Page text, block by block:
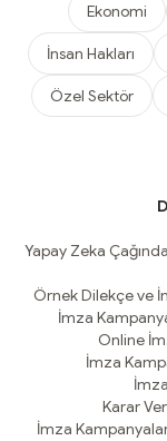
Ekonomi
İnsan Hakları
Özel Sektör
Yapay Zeka
Örnek Dilekçe ve
İmza
Online
İmza
Karar
İmza